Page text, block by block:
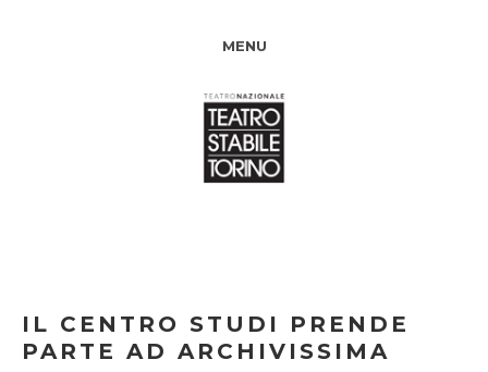
MENU
IL CENTRO STUDI PRENDE
PARTE AD ARCHIVISSIMA